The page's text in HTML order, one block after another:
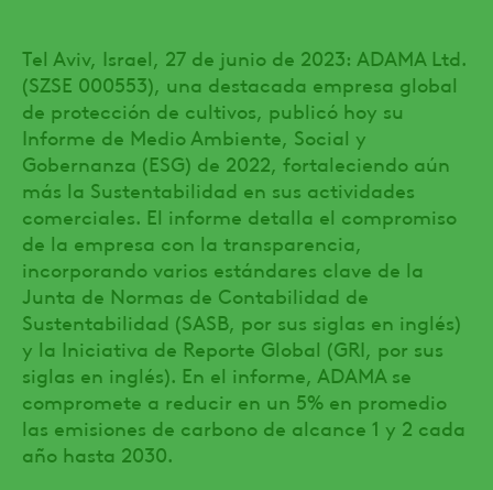
Tel Aviv, Israel, 27 de junio de 2023: ADAMA Ltd.
(SZSE 000553), una destacada empresa global
de protección de cultivos, publicó hoy su
Informe de Medio Ambiente, Social y
Gobernanza (ESG) de 2022, fortaleciendo aún
más la Sustentabilidad en sus actividades
comerciales. El informe detalla el compromiso
de la empresa con la transparencia,
incorporando varios estándares clave de la
Junta de Normas de Contabilidad de
Sustentabilidad (SASB, por sus siglas en inglés)
y la Iniciativa de Reporte Global (GRI, por sus
siglas en inglés). En el informe, ADAMA se
compromete a reducir en un 5% en promedio
las emisiones de carbono de alcance 1 y 2 cada
año hasta 2030.